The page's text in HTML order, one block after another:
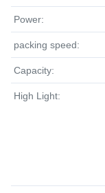
Power:
packing speed:
Capacity:
High Light: